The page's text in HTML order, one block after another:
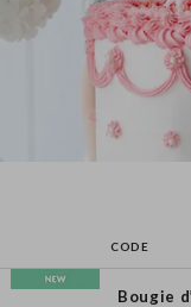
CODE
Bougie